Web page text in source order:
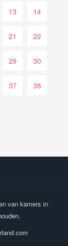
13 14
21 22
29 30
37 38
van kamers in